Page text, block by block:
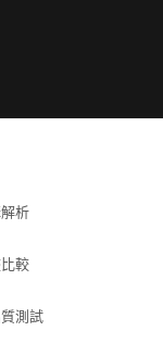
析
較
測試